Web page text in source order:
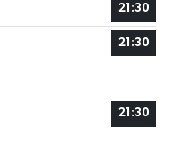
21:30
21:30
21:30